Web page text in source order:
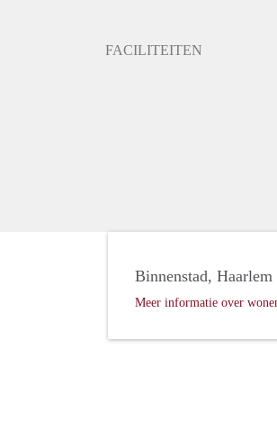
FACILITEITEN
Binnenstad, Haarlem
Meer informatie over